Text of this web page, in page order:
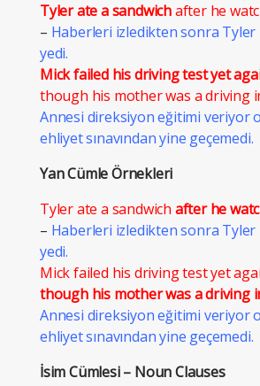
Tyler ate a sandwichafter he
– Haberleri izledikten sonra Tyler
yedi.
Mick failed his driving test yet
though his mother was a driving
Annesi direksiyon eğitimi veriyor
ehliyet sınavından yine geçemedi.
Yan Cümle Örnekleri
Tyler ate a sandwich after he
– Haberleri izledikten sonra Tyler
yedi.
Mick failed his driving test yet
though his mother was a driving
Annesi direksiyon eğitimi veriyor
ehliyet sınavından yine geçemedi.
İsim Cümlesi – Noun Clauses